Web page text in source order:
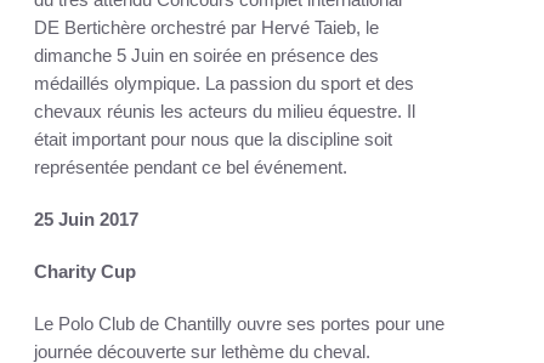
DE Bertichère orchestré par Hervé Taieb, le
dimanche 5 Juin en soirée en présence des
médaillés olympique. La passion du sport et des
chevaux réunis les acteurs du milieu équestre. Il
était important pour nous que la discipline soit
représentée pendant ce bel événement.
25 Juin 2017
Charity Cup
Le Polo Club de Chantilly ouvre ses portes pour une
journée découverte sur lethème du cheval.